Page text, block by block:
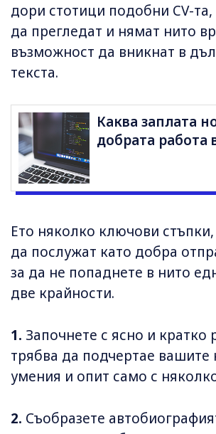
дори стотици подобни CV-
да прегледат и нямат нито
възможност да вникнат в
текста.
Каква заплата
добрата работа
Ето няколко ключови
да послужат като добра
за да не попаднете в нито
две крайности.
1. Започнете с ясно и кратко
трябва да подчертае
умения и опит само с
2. Съобразете